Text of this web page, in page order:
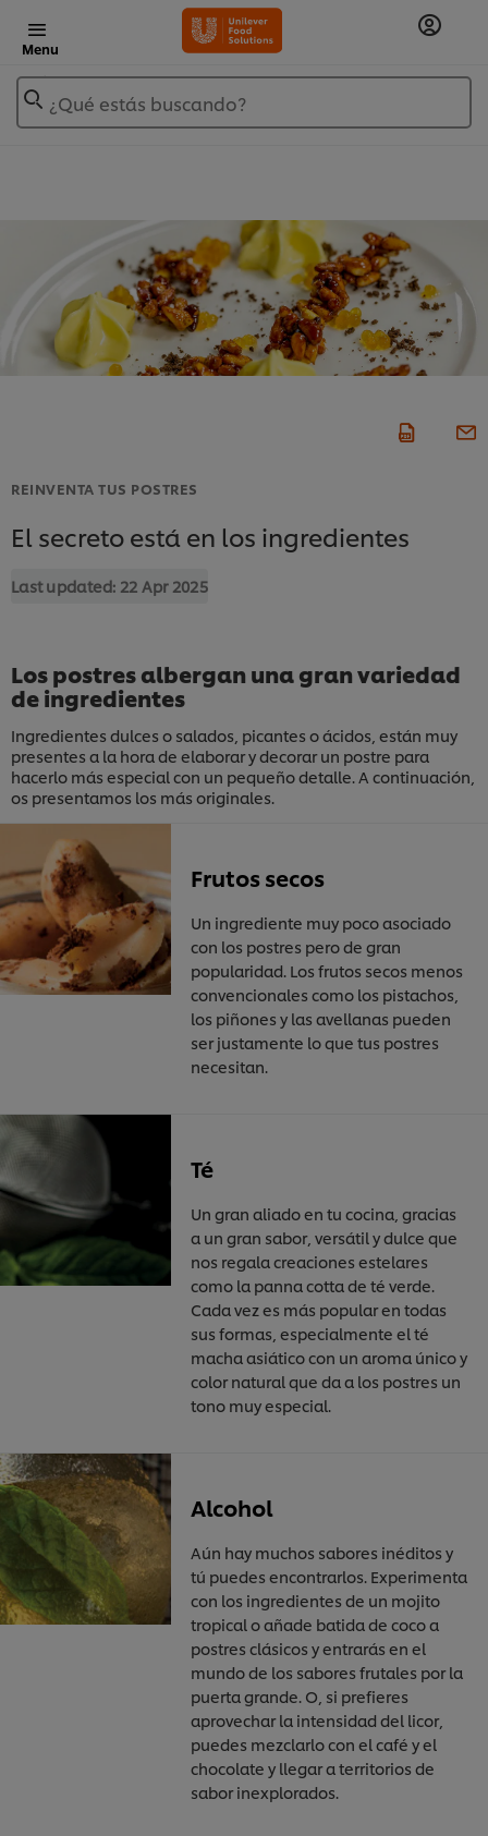
Menu
¿Qué estás buscando?
REINVENTA TUS POSTRES
El secreto está en los ingredientes
Last updated: 22 Apr 2025
Los postres albergan una gran variedad
de ingredientes
Ingredientes dulces o salados, picantes o ácidos, están muy
presentes a la hora de elaborar y decorar un postre para
hacerlo más especial con un pequeño detalle. A continuación,
os presentamos los más originales.
Frutos secos
Un ingrediente muy poco asociado
con los postres pero de gran
popularidad. Los frutos secos menos
convencionales como los pistachos,
los piñones y las avellanas pueden
ser justamente lo que tus postres
necesitan.
Té
Un gran aliado en tu cocina, gracias
a un gran sabor, versátil y dulce que
nos regala creaciones estelares
como la panna cotta de té verde.
Cada vez es más popular en todas
sus formas, especialmente el té
macha asiático con un aroma único y
color natural que da a los postres un
tono muy especial.
Alcohol
Aún hay muchos sabores inéditos y
tú puedes encontrarlos. Experimenta
con los ingredientes de un mojito
tropical o añade batida de coco a
postres clásicos y entrarás en el
mundo de los sabores frutales por la
puerta grande. O, si prefieres
aprovechar la intensidad del licor,
puedes mezclarlo con el café y el
chocolate y llegar a territorios de
sabor inexplorados.